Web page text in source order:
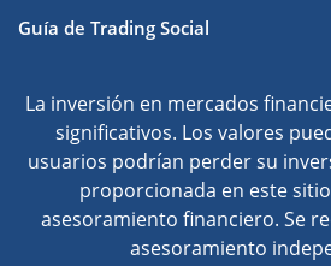
Guía de Trading Social
La inversión en mercados
significativos. Los valores
usuarios podrían perder su
proporcionada en este
asesoramiento financiero. Se
asesoramiento